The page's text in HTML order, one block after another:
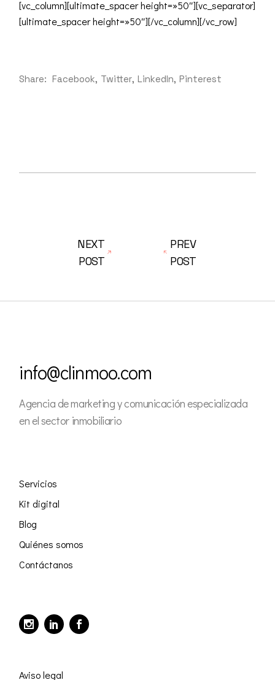
[vc_column][ultimate_spacer height=»50″][vc_separator]
[ultimate_spacer height=»50″][/vc_column][/vc_row]
Share: Facebook Twitter LinkedIn Pinterest
PREV
POST
NEXT
POST
info@clinmoo.com
Agencia de marketing y comunicación especializada
en el sector inmobiliario
Servicios
Kit digital
Blog
Quiénes somos
Contáctanos
Aviso legal